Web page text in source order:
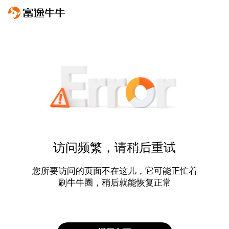
访问频繁，请稍后重试
您所要访问的页面不在这儿，它可能正忙着
刷牛牛圈，稍后就能恢复正常